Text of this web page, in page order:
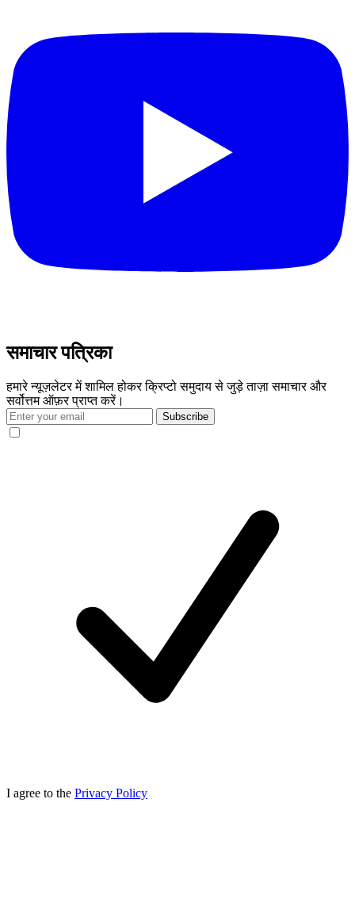
समाचार पत्रिका
हमारे न्यूज़लेटर में शामिल होकर क्रिप्टो समुदाय से जुड़े ताज़ा समाचार और
सर्वोत्तम ऑफ़र प्राप्त करें।
Subscribe
I agree to the Privacy Policy